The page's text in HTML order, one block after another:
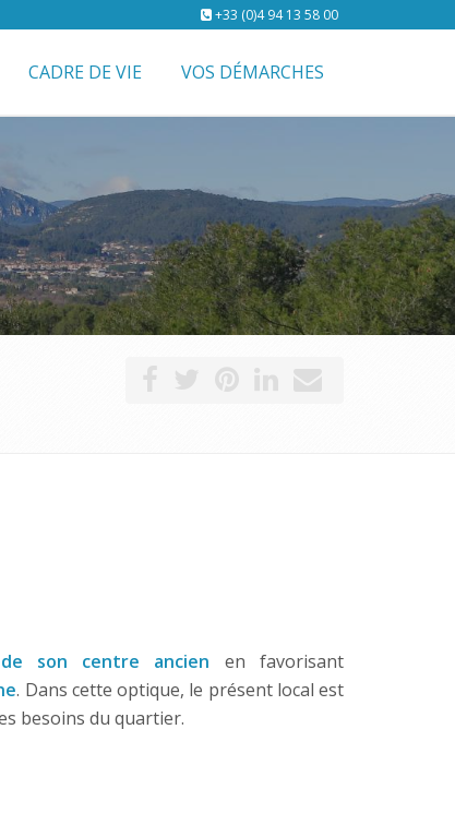
+33 (0)4 94 13 58 00
CADRE DE VIE VOS DÉMARCHES
son centre ancien en favorisant
. Dans cette optique, le présent local est
besoins du quartier.